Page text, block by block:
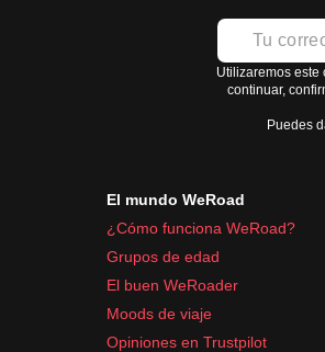
Utilizaremos este
continuar,
Puedes
El mundo WeRoad
¿Cómo funciona WeRoad?
Grupos de edad
El buen WeRoader
Moods de viaje
Opiniones en Trustpilot